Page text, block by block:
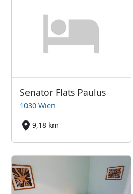
Senator Flats Paulus
1030 Wien
9,18 km